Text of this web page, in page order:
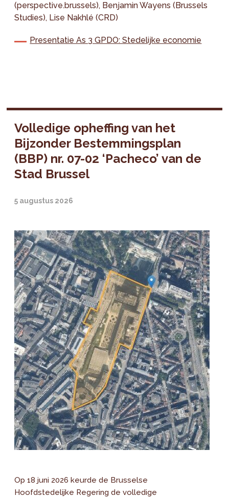
(perspective.brussels), Benjamin Wayens (Brussels
Studies), Lise Nakhlé (CRD)
Presentatie As 3 GPDO: Stedelijke economie
Volledige opheffing van het
Bijzonder Bestemmingsplan
(BBP) nr. 07-02 ‘Pacheco’ van de
Stad Brussel
5 augustus 2026
Op 18 juni 2026 keurde de Brusselse
Hoofdstedelijke Regering de volledige